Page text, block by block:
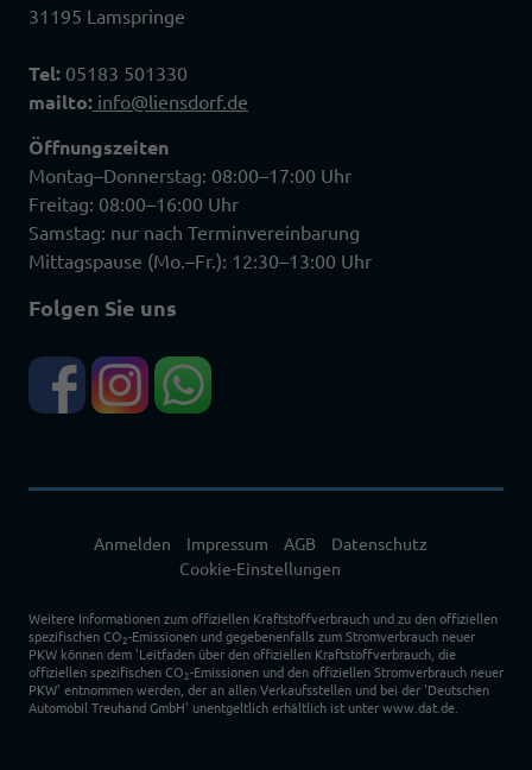
31195 Lamspringe
Tel: 05183 501330
mailto: info@liensdorf.de
Öffnungszeiten
Montag–Donnerstag: 08:00–17:00 Uhr
Freitag: 08:00–16:00 Uhr
Samstag: nur nach Terminvereinbarung
Mittagspause (Mo.–Fr.): 12:30–13:00 Uhr
Folgen Sie uns
Anmelden Impressum AGB
Datenschutz
Cookie-Einstellungen
Weitere Informationen zum offiziellen Kraftstoffverbrauch und zu den offiziellen
spezifischen CO2-Emissionen und gegebenenfalls zum Stromverbrauch neuer
PKW können dem 'Leitfaden über den offiziellen Kraftstoffverbrauch, die
offiziellen spezifischen CO2-Emissionen und den offiziellen Stromverbrauch neuer
PKW' entnommen werden, der an allen Verkaufsstellen und bei der 'Deutschen
Automobil Treuhand GmbH' unentgeltlich erhältlich ist unter www.dat.de.